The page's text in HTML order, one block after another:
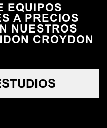
EQUIPOS
A PRECIOS
NUESTROS
CROYDON